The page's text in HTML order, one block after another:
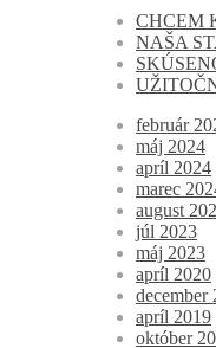
CHCEM
NAŠA
február
máj 2024
apríl 2024
marec
august
júl 2023
máj 2023
apríl 2020
december
apríl 2019
október